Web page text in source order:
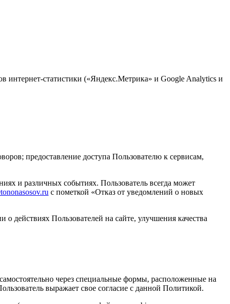
интернет-статистики («Яндекс.Метрика» и Google Analytics и
предоставление доступа Пользователю к сервисам,
и различных событиях. Пользователь всегда может
с пометкой «Отказ от уведомлений о новых
действиях Пользователей на сайте, улучшения качества
через специальные формы, расположенные на
выражает свое согласие с данной Политикой.